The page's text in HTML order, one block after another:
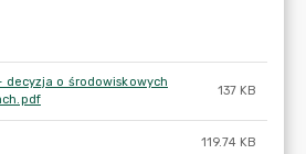
decyzja o środowiskowych
137 KB
119.74 KB